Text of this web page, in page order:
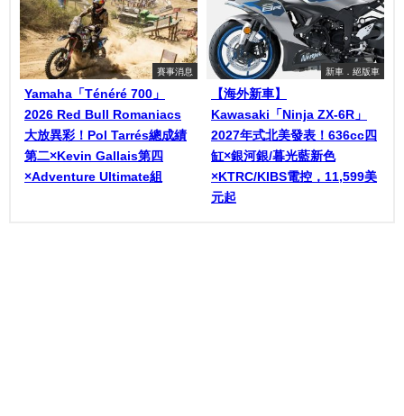
賽事消息
Yamaha「Ténéré 700」
2026 Red Bull Romaniacs
大放異彩！Pol Tarrés總成績
第二×Kevin Gallais第四
×Adventure Ultimate組
新車．絕版車
【海外新車】
Kawasaki「Ninja ZX-6R」
2027年式北美發表！636cc四
缸×銀河銀/暮光藍新色
×KTRC/KIBS電控，11,599美
元起